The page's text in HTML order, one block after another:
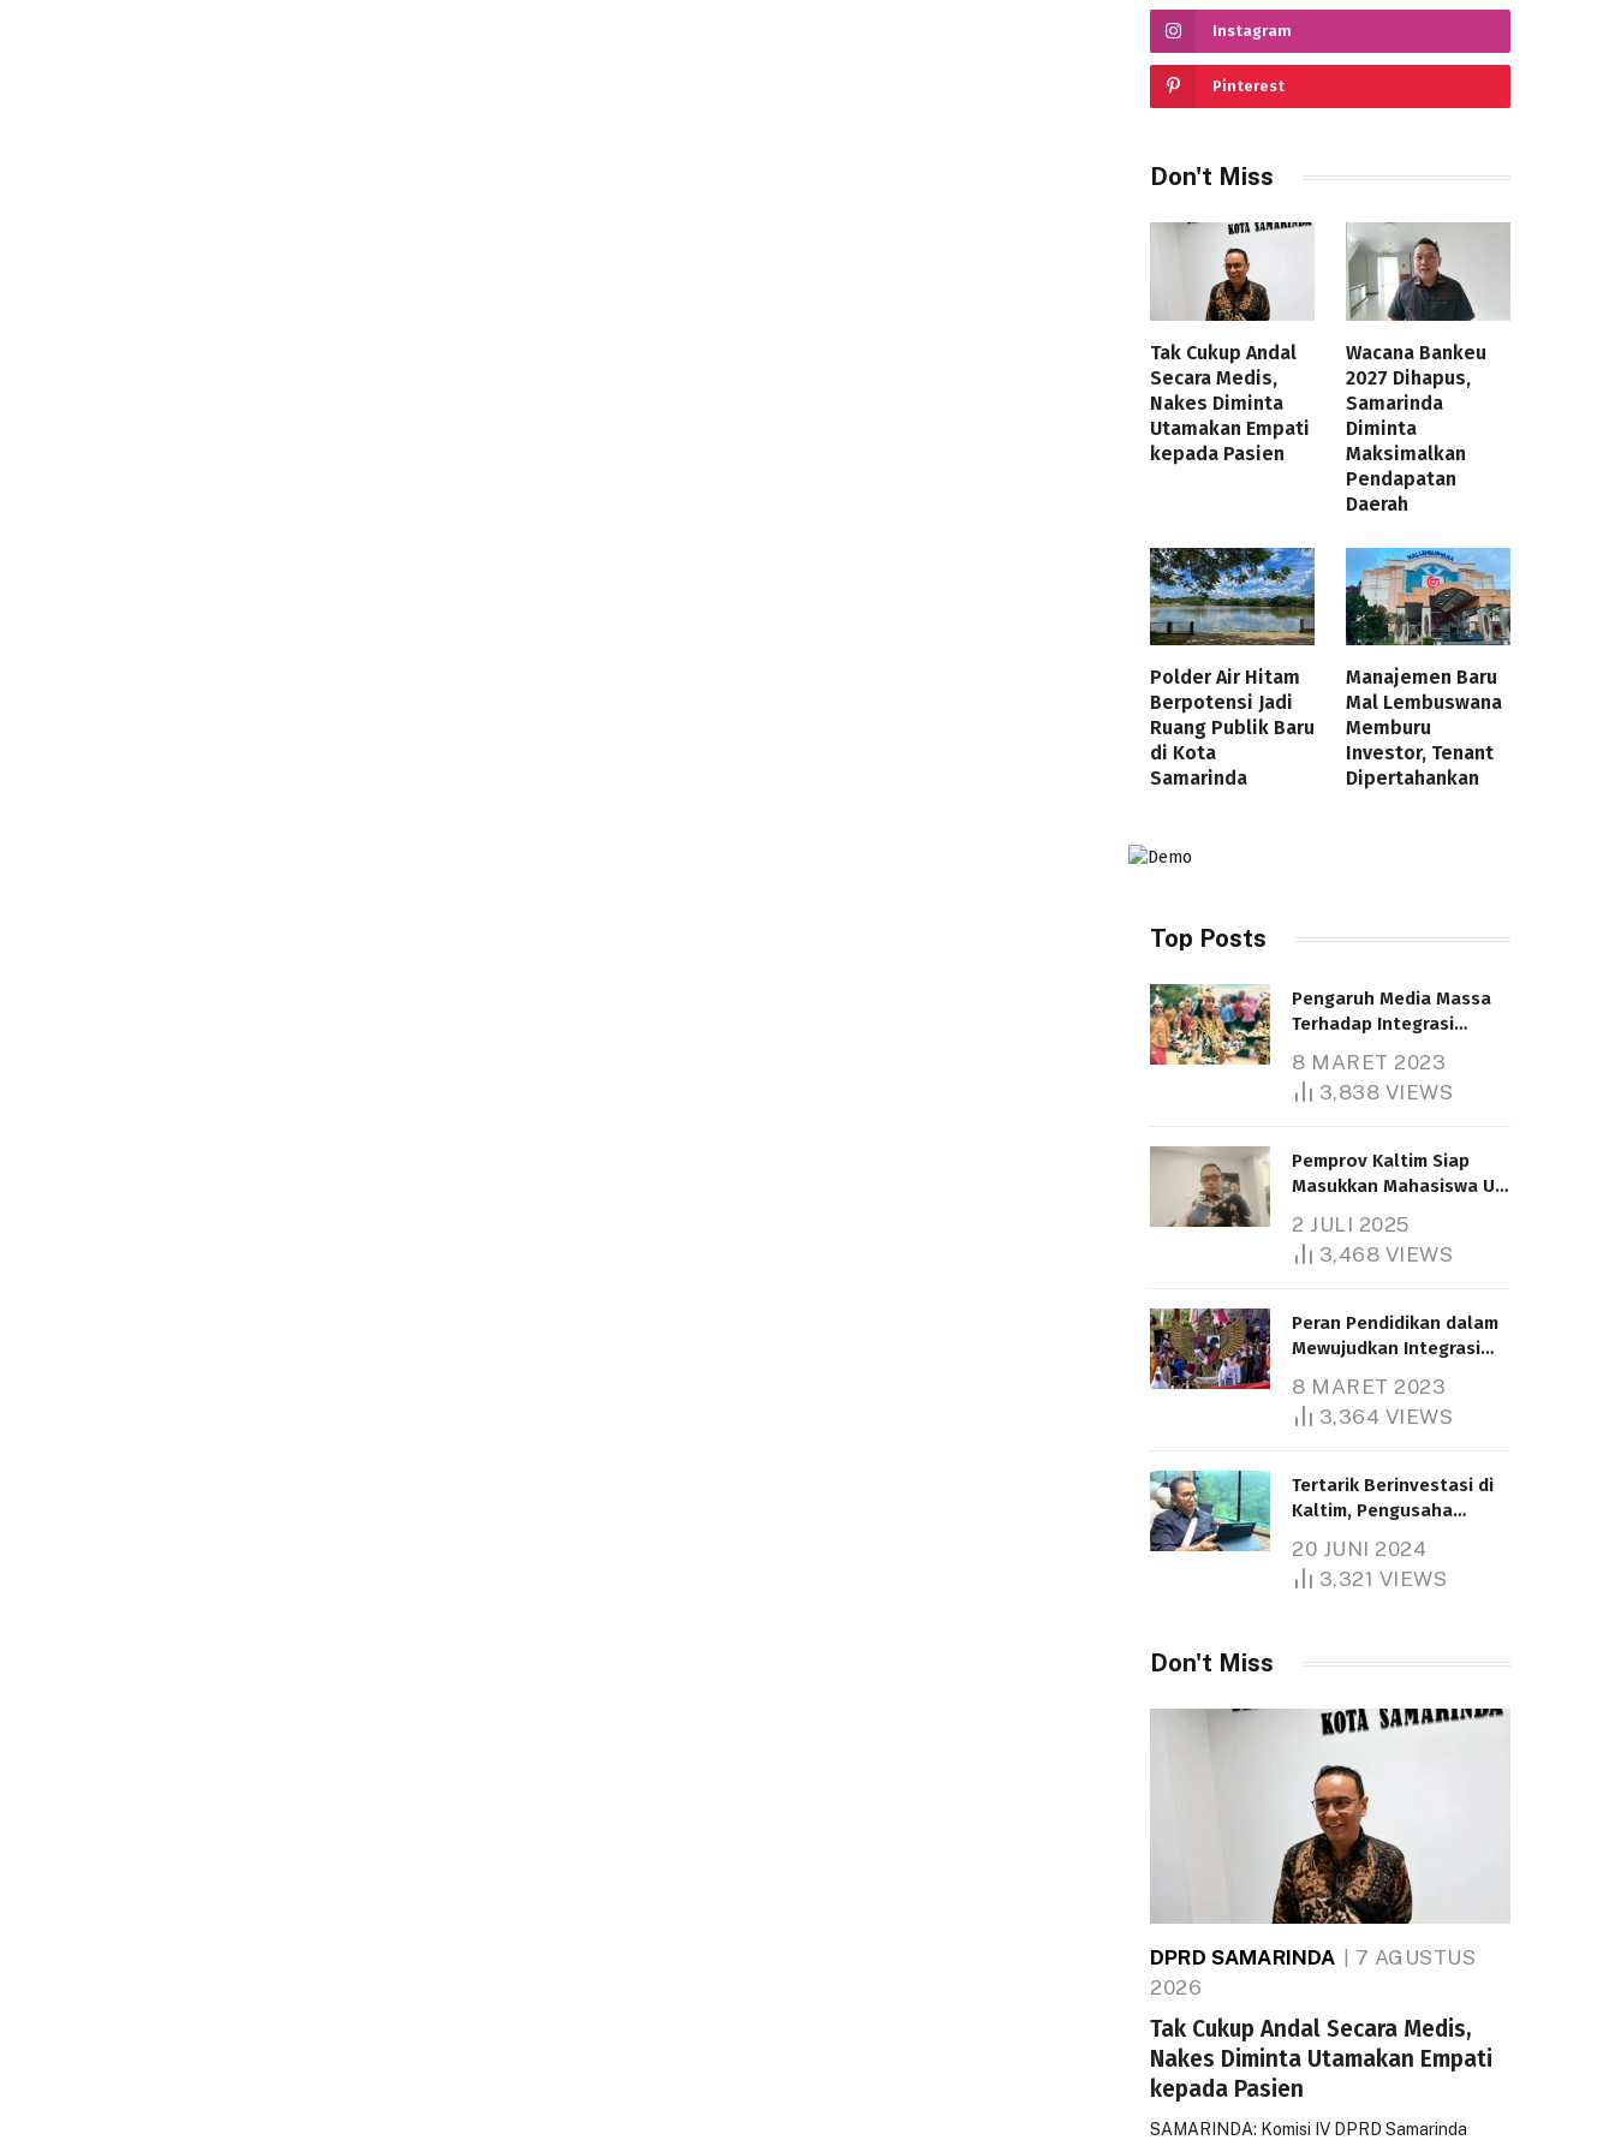
Instagram
Pinterest
Don't Miss
Tak Cukup Andal
Secara Medis,
Nakes Diminta
Utamakan Empati
kepada Pasien
Wacana Bankeu
2027 Dihapus,
Samarinda
Diminta
Maksimalkan
Pendapatan
Daerah
Polder Air Hitam
Berpotensi Jadi
Ruang Publik Baru
di Kota
Samarinda
Manajemen Baru
Mal Lembuswana
Memburu
Investor, Tenant
Dipertahankan
Top Posts
Pengaruh Media Massa
Terhadap Integrasi
8 MARET 2023
3,838 VIEWS
Pemprov Kaltim Siap
Masukkan Mahasiswa UT
Bantuan Pendidikan
Gratispol
2 JULI 2025
3,468 VIEWS
Peran Pendidikan dalam
Mewujudkan Integrasi
8 MARET 2023
3,364 VIEWS
Tertarik Berinvestasi di
Kaltim, Pengusaha
1.000 Hektare
20 JUNI 2024
3,321 VIEWS
Don't Miss
DPRD SAMARINDA
7 AGUSTUS
2026
Tak Cukup Andal Secara Medis,
Nakes Diminta Utamakan Empati
kepada Pasien
SAMARINDA: Komisi IV DPRD Samarinda